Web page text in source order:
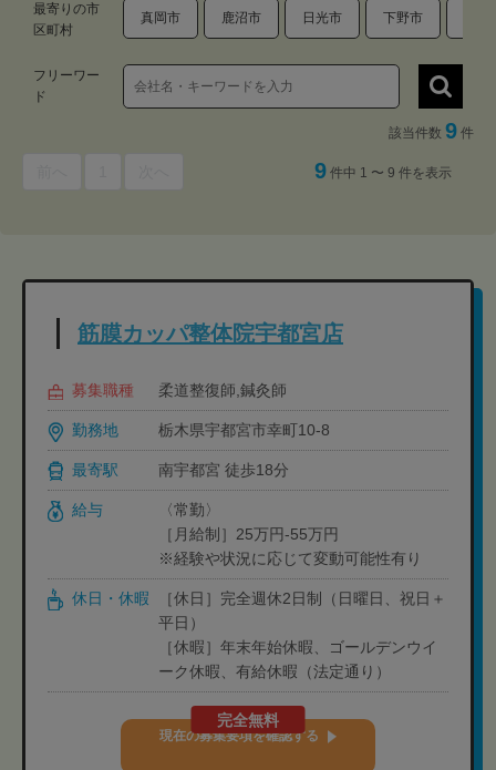
最寄りの市
区町村
真岡市 鹿沼市 日光市 下野市
フリーワー
ド
該当件数 9 件
9 件中 1 〜 9 件を表示
筋膜カッパ整体院宇都宮店
募集職種 柔道整復師,鍼灸師
勤務地 栃木県宇都宮市幸町10-8
最寄駅 南宇都宮 徒歩18分
給与
〈常勤〉
［月給制］25万円-55万円
※経験や状況に応じて変動可能性有り
休日・休暇
［休日］完全週休2日制（日曜日、祝日＋
平日）
［休暇］年末年始休暇、ゴールデンウイ
ーク休暇、有給休暇（法定通り）
完全無料
現在の募集要項を確認する